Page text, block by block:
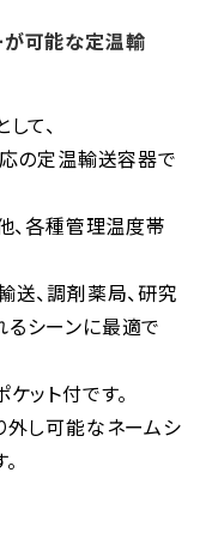
が可能な定温輸
て、
の定温輸送容器で
各種管理温度帯
送、調剤薬局、研究
シーンに最適で
ット付です。
外し可能なネームシ